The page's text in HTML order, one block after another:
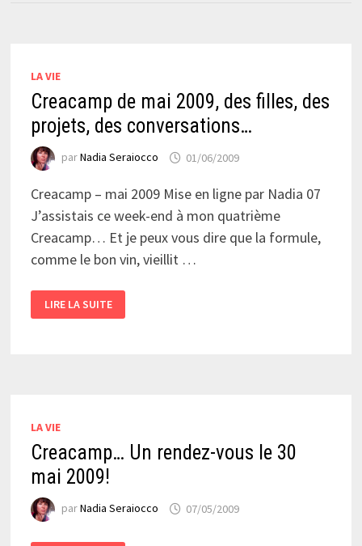
LA VIE
Creacamp de mai 2009, des filles, des
projets, des conversations…
parNadia Seraiocco 01/06/2009
Creacamp – mai 2009 Mise en ligne par Nadia 07
J’assistais ce week-end à mon quatrième
Creacamp… Et je peux vous dire que la formule,
comme le bon vin, vieillit …
DE
MAI
LIRE LA SUITE
LA VIE
Creacamp… Un rendez-vous le 30
mai 2009!
parNadia Seraiocco 07/05/2009